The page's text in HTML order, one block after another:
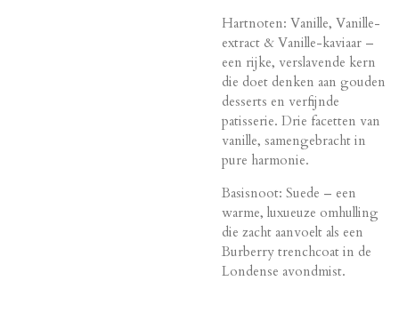
Hartnoten: Vanille, Vanille-
extract & Vanille-kaviaar –
een rijke, verslavende kern
die doet denken aan gouden
desserts en verfijnde
patisserie. Drie facetten van
vanille, samengebracht in
pure harmonie.
Basisnoot: Suede – een
warme, luxueuze omhulling
die zacht aanvoelt als een
Burberry trenchcoat in de
Londense avondmist.